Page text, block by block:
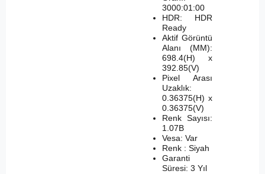
3000:01:00
HDR: HDR
Ready
Aktif Görüntü
Alanı (MM):
698.4(H) x
392.85(V)
Pixel Arası
Uzaklık:
0.36375(H) x
0.36375(V)
Renk Sayısı:
1.07B
Vesa: Var
Renk : Siyah
Garanti
Süresi: 3 Yıl